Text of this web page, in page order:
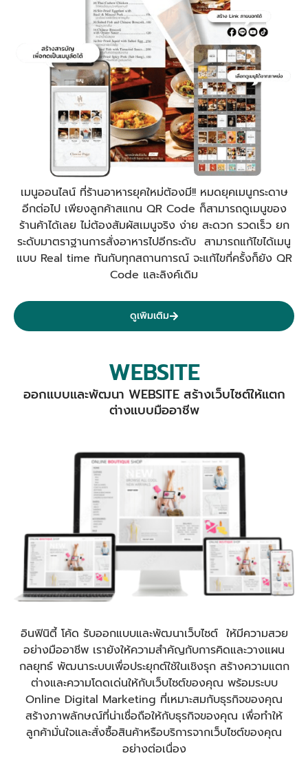
เมนูออนไลน์ ที่ร้านอาหารยุคใหม่ต้องมี!! หมดยุคเมนูกระดาษ
อีกต่อไป เพียงลูกค้าสแกน QR Code ก็สามารถดูเมนูของ
ร้านค้าได้เลย ไม่ต้องสัมผัสเมนูจริง ง่าย สะดวก รวดเร็ว ยก
ระดับมาตราฐานการสั่งอาหารไปอีกระดับ สามารถแก้ไขได้เมนู
แบบ Real time ทันกับทุกสถานการณ์ จะแก้ไขกี่ครั้งก็ยัง QR
Code และลิงค์เดิม
ดูเพิมเติม
WEBSITE
ออกแบบและพัฒนา WEBSITE สร้างเว็บไซต์ให้แตก
ต่างแบบมืออาชีพ
อินฟินิตี้ โค้ด รับออกแบบและพัฒนาเว็บไซต์ ให้มีความสวย
อย่างมืออาชีพ เรายังให้ความสำคัญกับการคิดและวางแผน
กลยุทธ์ พัฒนาระบบเพื่อประยุกต์ใช้ในเชิงรุก สร้างความแตก
ต่างและความโดดเด่นให้กับเว็บไซต์ของคุณ พร้อมระบบ
Online Digital Marketing ที่เหมาะสมกับธุรกิจของคุณ
สร้างภาพลักษณ์ที่น่าเชื่อถือให้กับธุรกิจของคุณ เพื่อทำให้
ลูกค้ามั่นใจและสั่งซื้อสินค้าหรือบริการจากเว็บไซต์ของคุณ
อย่างต่อเนื่อง